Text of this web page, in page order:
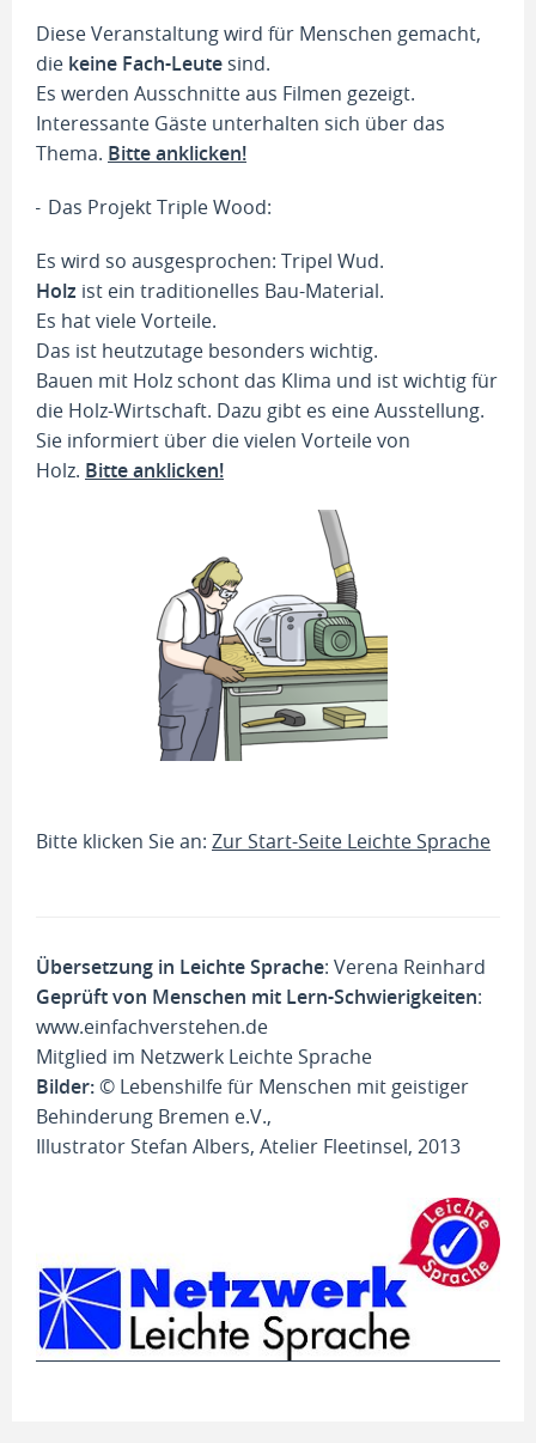
Diese Veranstaltung wird für Menschen gemacht,
die keine Fach-Leute sind.
Es werden Ausschnitte aus Filmen gezeigt.
Interessante Gäste unterhalten sich über das
Thema. Bitte anklicken!
Das Projekt Triple Wood:
Es wird so ausgesprochen: Tripel Wud.
Holz ist ein traditionelles Bau-Material.
Es hat viele Vorteile.
Das ist heutzutage besonders wichtig.
Bauen mit Holz schont das Klima und ist wichtig für
die Holz-Wirtschaft. Dazu gibt es eine Ausstellung.
Sie informiert über die vielen Vorteile von
Holz. Bitte anklicken!
Bitte klicken Sie an: Zur Start-Seite Leichte Sprache
Übersetzung in Leichte Sprache: Verena Reinhard
Geprüft von Menschen mit Lern-Schwierigkeiten:
www.einfachverstehen.de
Mitglied im Netzwerk Leichte Sprache
Bilder:© Lebenshilfe für Menschen mit geistiger
Behinderung Bremen e.V.,
Illustrator Stefan Albers, Atelier Fleetinsel, 2013